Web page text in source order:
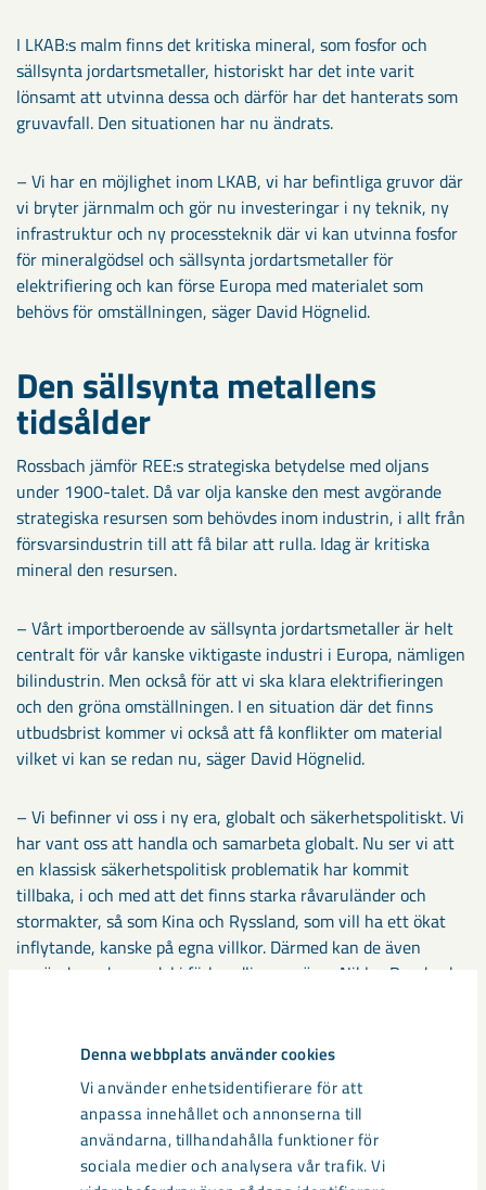
Denna webbplats använder cookies
Vi använder enhetsidentifierare för att
anpassa innehållet och annonserna till
användarna, tillhandahålla funktioner för
sociala medier och analysera vår trafik. Vi
I LKAB:s malm finns det kritiska mineral, som fosfor och
sällsynta jordartsmetaller, historiskt har det inte varit
lönsamt att utvinna dessa och därför har det hanterats som
gruvavfall. Den situationen har nu ändrats.
– Vi har en möjlighet inom LKAB, vi har befintliga gruvor där
vi bryter järnmalm och gör nu investeringar i ny teknik, ny
infrastruktur och ny processteknik där vi kan utvinna fosfor
för mineralgödsel och sällsynta jordartsmetaller för
elektrifiering och kan förse Europa med materialet som
behövs för omställningen, säger David Högnelid.
Den sällsynta metallens
tidsålder
Rossbach jämför REE:s strategiska betydelse med oljans
under 1900-talet. Då var olja kanske den mest avgörande
strategiska resursen som behövdes inom industrin, i allt från
försvarsindustrin till att få bilar att rulla. Idag är kritiska
mineral den resursen.
– Vårt importberoende av sällsynta jordartsmetaller är helt
centralt för vår kanske viktigaste industri i Europa, nämligen
bilindustrin. Men också för att vi ska klara elektrifieringen
och den gröna omställningen. I en situation där det finns
utbudsbrist kommer vi också att få konflikter om material
vilket vi kan se redan nu, säger David Högnelid.
– Vi befinner vi oss i ny era, globalt och säkerhetspolitiskt. Vi
har vant oss att handla och samarbeta globalt. Nu ser vi att
en klassisk säkerhetspolitisk problematik har kommit
tillbaka, i och med att det finns starka råvaruländer och
stormakter, så som Kina och Ryssland, som vill ha ett ökat
inflytande, kanske på egna villkor. Därmed kan de även
använda andra medel i förhandlingar, säger Niklas Rossbach.
Säkerhetspolitisk betydelse
av svensk utvinning
Sällsynta metaller har säkerhetspolitiskt värde och kan
påverka internationella relationer. I en tid av ökad geopolitisk
spänning betonar Rossbach vikten av att säkerställa